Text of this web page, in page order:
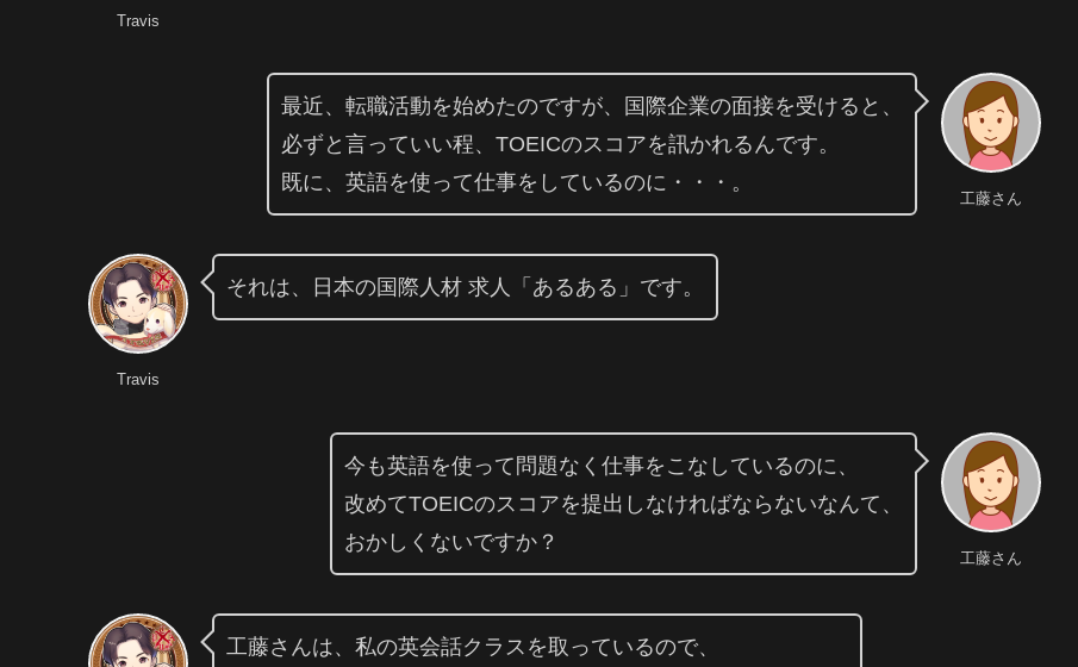
Travis
工藤さん
最近、転職活動を始めたのですが、国際企業の面接を受けると、
必ずと言っていい程、TOEICのスコアを訊かれるんです。
既に、英語を使って仕事をしているのに・・・。
Travis
それは、日本の国際人材 求人「あるある」です。
工藤さん
今も英語を使って問題なく仕事をこなしているのに、
改めてTOEICのスコアを提出しなければならないなんて、
おかしくないですか？
工藤さんは、私の英会話クラスを取っているので、